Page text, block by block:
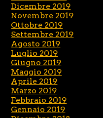
Dicembre 2019
Novembre 2019
Ottobre 2019
Settembre 2019
Agosto 2019
Luglio 2019
Giugno 2019
Maggio 2019
Aprile 2019
Marzo 2019
Febbraio 2019
Gennaio 2019